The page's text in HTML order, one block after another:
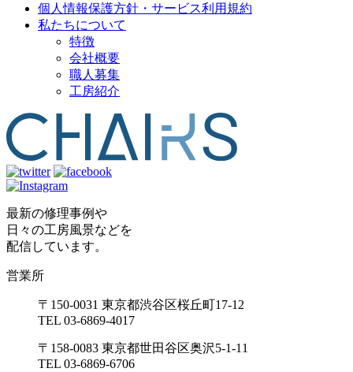
個人情報保護方針・サービス利用規約
私たちについて
特徴
会社概要
職人募集
工房紹介
最新の修理事例や
日々の工房風景などを
配信しています。
営業所
〒150-0031 東京都渋谷区桜丘町17-12
TEL 03-6869-4017
〒158-0083 東京都世田谷区奥沢5-1-11
TEL 03-6869-6706